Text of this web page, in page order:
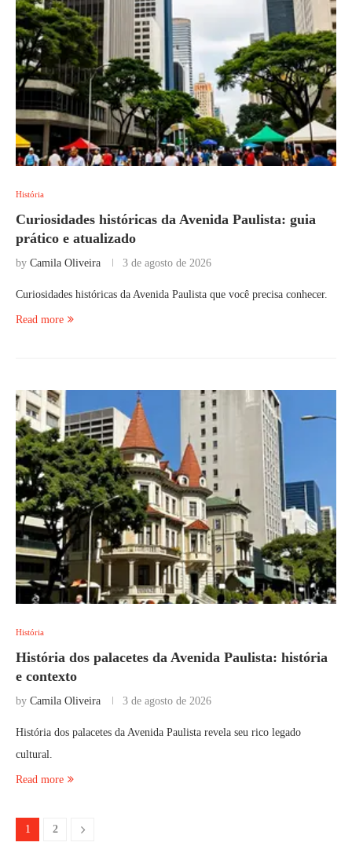
História
Curiosidades históricas da Avenida Paulista: guia
prático e atualizado
by Camila Oliveira 3 de agosto de 2026
Curiosidades históricas da Avenida Paulista que você precisa conhecer.
Read more
História
História dos palacetes da Avenida Paulista: história
e contexto
by Camila Oliveira 3 de agosto de 2026
História dos palacetes da Avenida Paulista revela seu rico legado
cultural.
Read more
1 2